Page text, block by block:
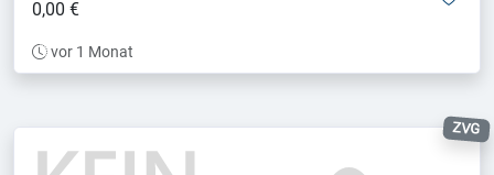
0,00 €
vor 1 Monat
ZVG